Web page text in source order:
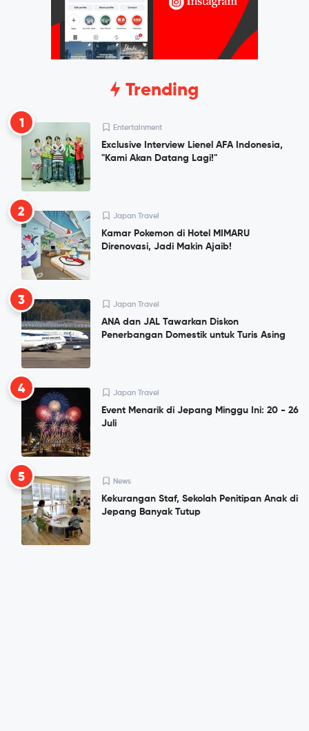
Trending
1 Entertainment
Exclusive Interview Lienel AFA Indonesia,
"Kami Akan Datang Lagi!"
2 Japan Travel
Kamar Pokemon di Hotel MIMARU
Direnovasi, Jadi Makin Ajaib!
3 Japan Travel
ANA dan JAL Tawarkan Diskon
Penerbangan Domestik untuk Turis Asing
4 Japan Travel
Event Menarik di Jepang Minggu Ini: 20 - 26
Juli
5 News
Kekurangan Staf, Sekolah Penitipan Anak di
Jepang Banyak Tutup